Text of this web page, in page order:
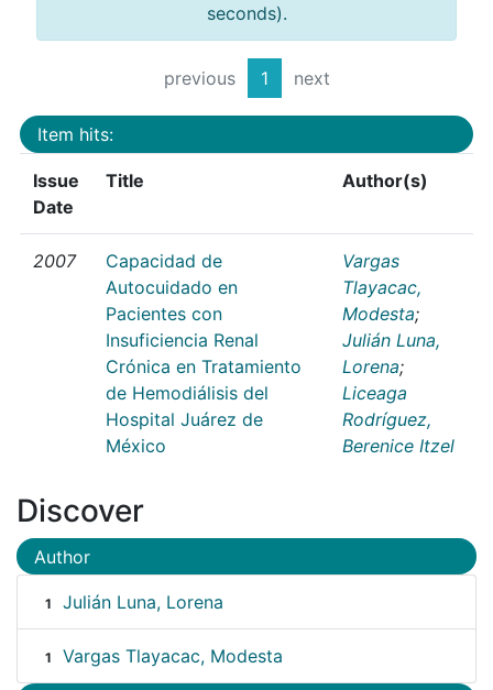
seconds).
previous 1 next
Item hits:
Issue
Date
Title Author(s)
2007
Capacidad de
Autocuidado en
Pacientes con
Insuficiencia Renal
Crónica en Tratamiento
de Hemodiálisis del
Hospital Juárez de
México
Vargas
Tlayacac,
Modesta;
Julián Luna,
Lorena;
Liceaga
Rodríguez,
Berenice Itzel
Discover
Author
1 Julián Luna, Lorena
1 Vargas Tlayacac, Modesta